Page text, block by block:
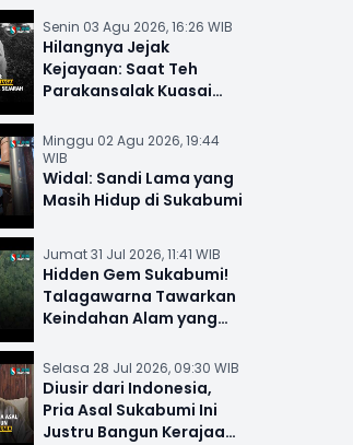
Senin 03 Agu 2026, 16:26 WIB
Hilangnya Jejak
Kejayaan: Saat Teh
Parakansalak Kuasai
Sejarah
Minggu 02 Agu 2026, 19:44
WIB
Widal: Sandi Lama yang
Masih Hidup di Sukabumi
Jumat 31 Jul 2026, 11:41 WIB
Hidden Gem Sukabumi!
Talagawarna Tawarkan
Keindahan Alam yang
Selasa 28 Jul 2026, 09:30 WIB
Diusir dari Indonesia,
Pria Asal Sukabumi Ini
Justru Bangun Kerajaan